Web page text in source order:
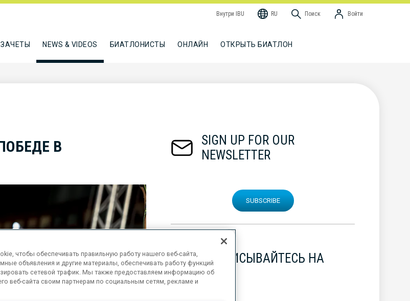
Внутри IBU RU Поиск Войти
NEWS & VIDEOS БИАТЛОНИСТЫ ОНЛАЙН ОТКРЫТЬ БИАТЛОН
В
SIGN UP FOR OUR
NEWSLETTER
SUBSCRIBE
ПОДПИСЫВАЙТЕСЬ НА
НАС
чтобы обеспечивать правильную работу нашего веб-сайта,
объявления и другие материалы, обеспечивать работу функций
сетевой трафик. Мы также предоставляем информацию об
веб-сайта своим партнерам по социальным сетям, рекламе и